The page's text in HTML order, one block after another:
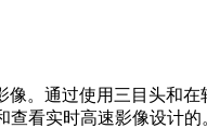
。通过使用三目头和
看实时高速影像设计